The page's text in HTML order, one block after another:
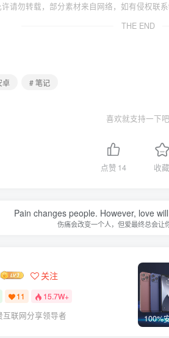
请勿转载，部分素材来自网络，如有侵权联系
THE END
卓 # 笔记
喜欢就支持一下吧
点赞 14 收藏
Pain changes people. However, love
伤痛会改变一个人，但爱最终总会让
关注
11 15.7W+
互联网分享领导者